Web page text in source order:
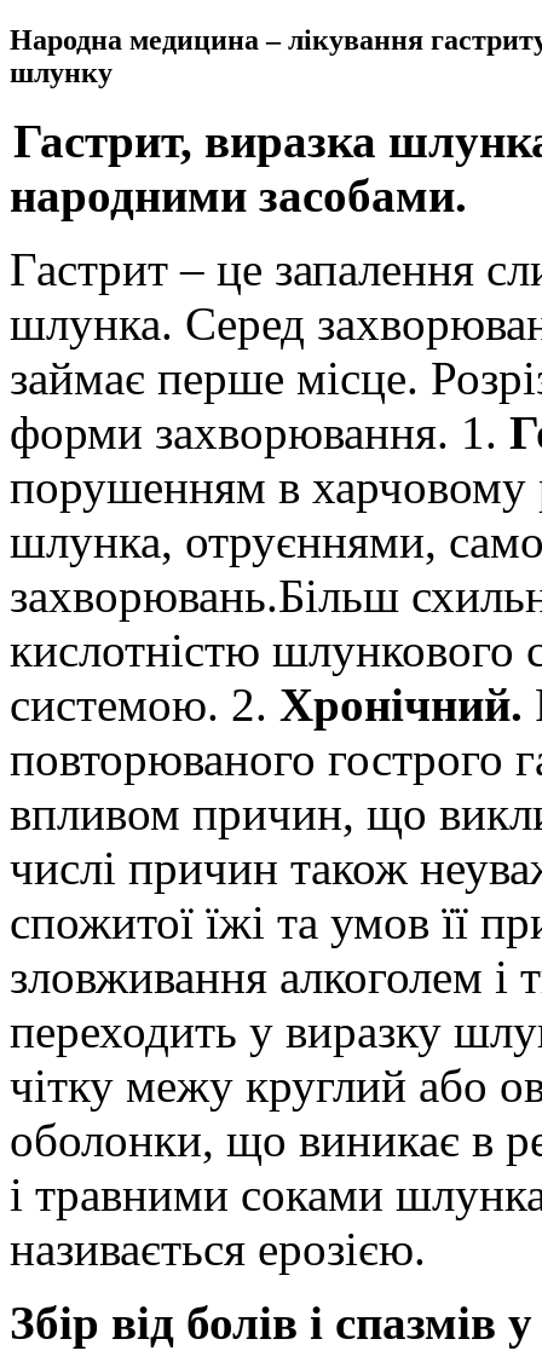
Народна медицина – лікування
шлунку
Гастрит, виразка
народними засобами.
Гастрит – це запалення
шлунка. Серед
займає перше місце.
форми захворювання. 1.
порушенням в харчовому
шлунка, отруєннями,
захворювань.Більш
кислотністю шлункового
системою. 2. Хронічний.
повторюваного гострого
впливом причин, що
числі причин також
спожитої їжі та умов її
зловживання алкоголем
переходить у виразку
чітку межу круглий або
оболонки, що виникає в
і травними соками
називається ерозією.
Збір від болів і спазмів